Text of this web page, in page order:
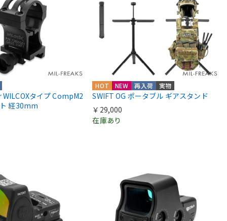
タイプ CompM2
経30mm
HOT NEW 再入荷 実物
SWIFT OG ポータブル ギアスタンド
￥29,000
在庫あり